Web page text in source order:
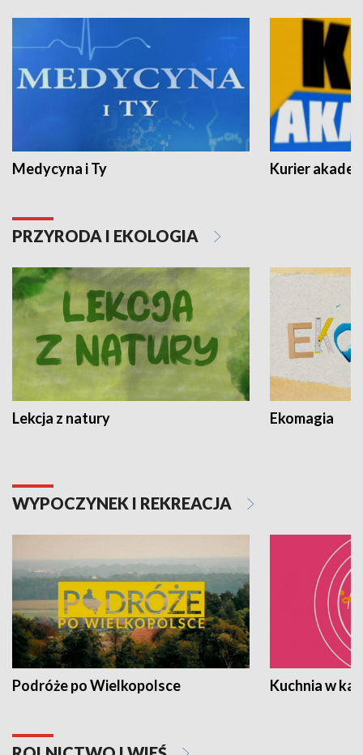
Medycyna i Ty Kurier
PRZYRODA I EKOLOGIA
Lekcja z natury Ekomagia
WYPOCZYNEK I REKREACJA
Podróże po Wielkopolsce Kuchnia w